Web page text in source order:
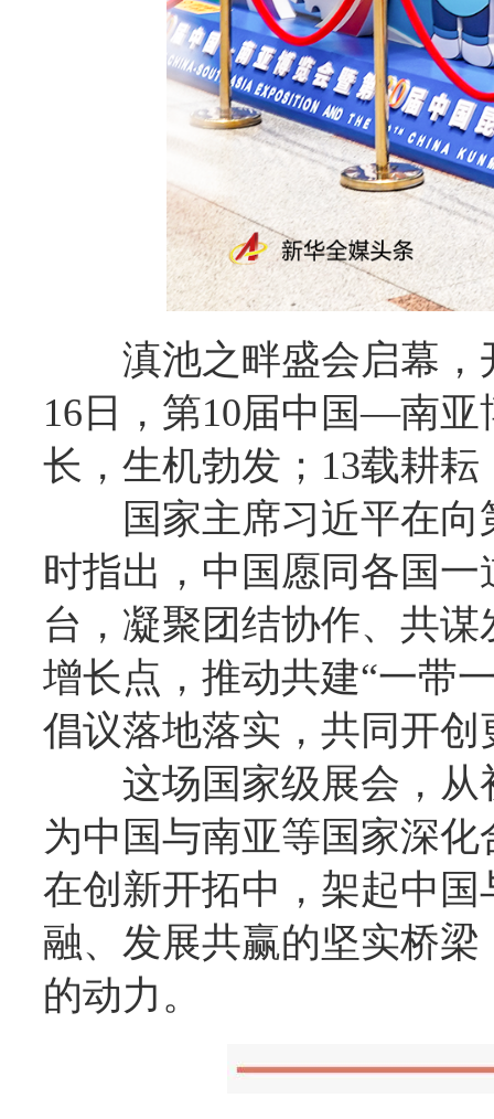
滇池之畔盛会启幕
16日，第10届中国—南亚
长，生机勃发；13载耕
国家主席习近平在
时指出，中国愿同各国
台，凝聚团结协作、共
增长点，推动共建“一带
倡议落地落实，共同开
这场国家级展会，
为中国与南亚等国家深
在创新开拓中，架起中
融、发展共赢的坚实桥
的动力。